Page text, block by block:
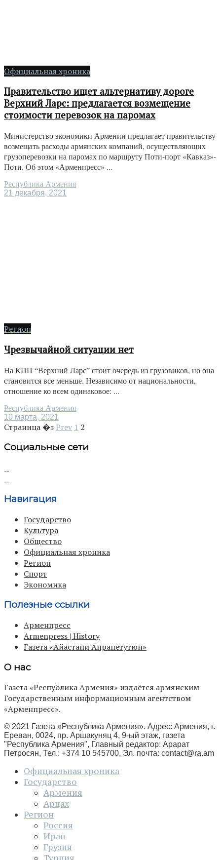
Официальная хроника
Правительство ищет альтернативу дороге
Верхний Ларс: предлагается возмещение
стоимости перевозок на паромах
Министерство экономики Армении предлагает правительству
возмещать расходы армянских компаний, осуществляющих
грузоперевозки на паромах по маршруту Поти-порт «Кавказ»-
Поти. Об этом «Арменпресс» ...
Республика Армения
21 декабря, 2021
Регион
Чрезвычайной ситуации нет
На КПП “Верхний Ларс” стоит очередь из грузовиков, но она
становится все меньше. Независимо от национальности,
отношение ко всем одинаковое: ...
Республика Армения
10 марта, 2021
Страница �з Prev 1 2
Социальные сети
Навигация
Государство
Культура
Общество
Официальная хроника
Регион
Спорт
Экономика
Полезные ссылки
Арменпресс
Armenpress | History
Газета «Айастани Анрапетутюн»
О нас
Газета «Республика Армения» издаётся армянским
Государственным информационным агентством
«Арменпресс».
© 2021 Газета «Республика Армения». Адрес: Армения, г.
Ереван, 0024, пр. Аршакуняц 4, 9-ый этаж, газета
"Республика Армения", Главный редактор: Арарат
Петросян, Тел.: +374 10 545700, Эл. почта: contact@ra.am
Официальная хроника
Государство
Армения
Арцах
Регион
Россия
Иран
Грузия